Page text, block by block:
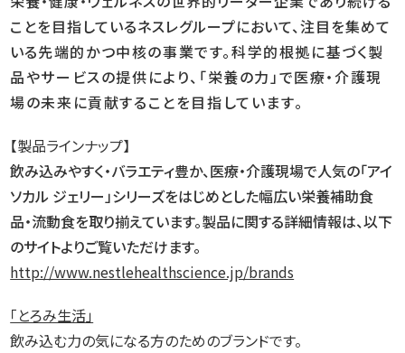
ことを目指しているネスレグループにおいて、注目を集めて
いる先端的かつ中核の事業です。科学的根拠に基づく製
品やサービスの提供により、「栄養の力」で医療・介護現
場の未来に貢献することを目指しています。
【製品ラインナップ】
飲み込みやすく・バラエティ豊か、医療・介護現場で人気の「アイ
ソカル ジェリー」シリーズをはじめとした幅広い栄養補助食
品・流動食を取り揃えています。製品に関する詳細情報は、以下
のサイトよりご覧いただけます。
http://www.nestlehealthscience.jp/brands
「とろみ生活」
飲み込む力の気になる方のためのブランドです。